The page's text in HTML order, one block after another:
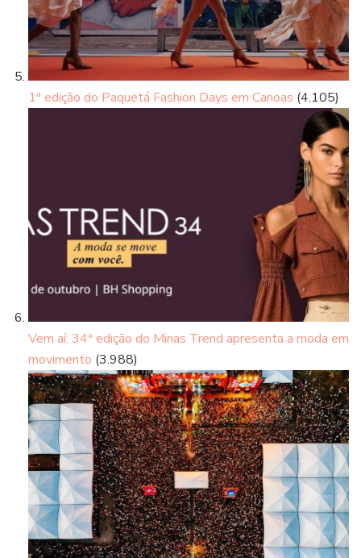
1ª edição do Paquetá Fashion Days em Canoas (4.105)
Vem aí: 34ª edição do Minas Trend apresenta a moda em
movimento (3.988)